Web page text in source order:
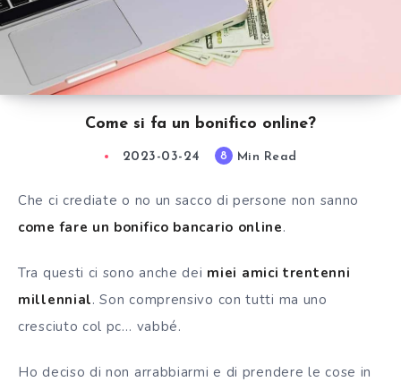
Come si fa un bonifico online?
2023-03-24 8 Min Read
Che ci crediate o no un sacco di persone non sanno
come fare un bonifico bancario online.
Tra questi ci sono anche dei miei amici trentenni
millennial. Son comprensivo con tutti ma uno
cresciuto col pc… vabbé.
Ho deciso di non arrabbiarmi e di prendere le cose in